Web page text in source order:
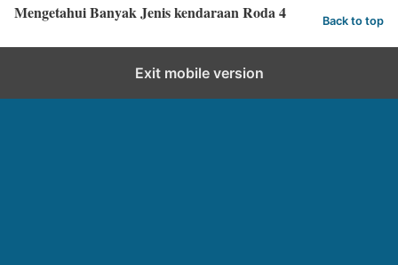
Mengetahui Banyak Jenis kendaraan Roda 4 Back to top
Exit mobile version